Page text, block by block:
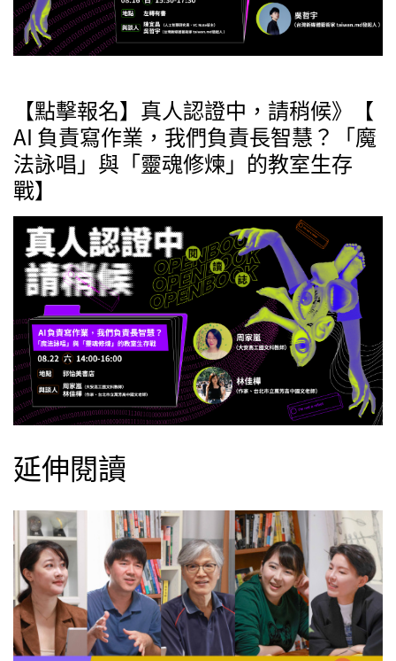
【點擊報名】真人認證中，請稍候》【
AI 負責寫作業，我們負責長智慧？「魔
法詠唱」與「靈魂修煉」的教室生存
戰】
延伸閱讀